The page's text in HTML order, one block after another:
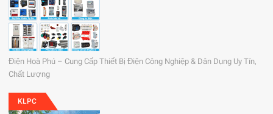
Điện Hoà Phú – Cung Cấp Thiết Bị Điện Công Nghiệp & Dân Dụng Uy Tín,
Chất Lượng
KLPC